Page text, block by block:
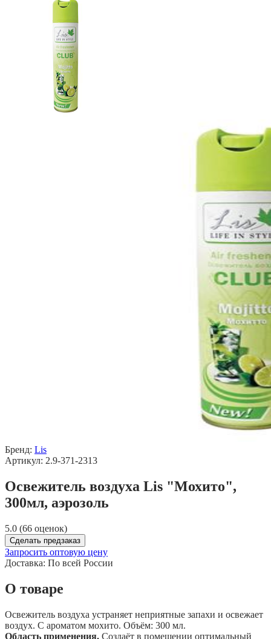
Бренд: Lis
Артикул: 2.9-371-2313
Освежитель воздуха Lis "Мохито",
300мл, аэрозоль
5.0 (66 оценок)
Сделать предзаказ
Запросить оптовую цену
Доставка: По всей России
О товаре
Освежитель воздуха устраняет неприятные запахи и освежает
воздух. С ароматом мохито. Объём: 300 мл.
Область применения. Создаёт в помещении оптимальный